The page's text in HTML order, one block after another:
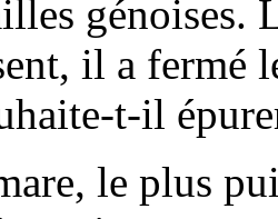
génoises.
il a
t-il
le plus